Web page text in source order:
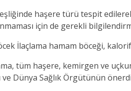
haşere türü tespit
için de gerekli
İlaçlama hamam böceği,
tüm haşere, kemirgen ve
ve Dünya Sağlık Örgütünün